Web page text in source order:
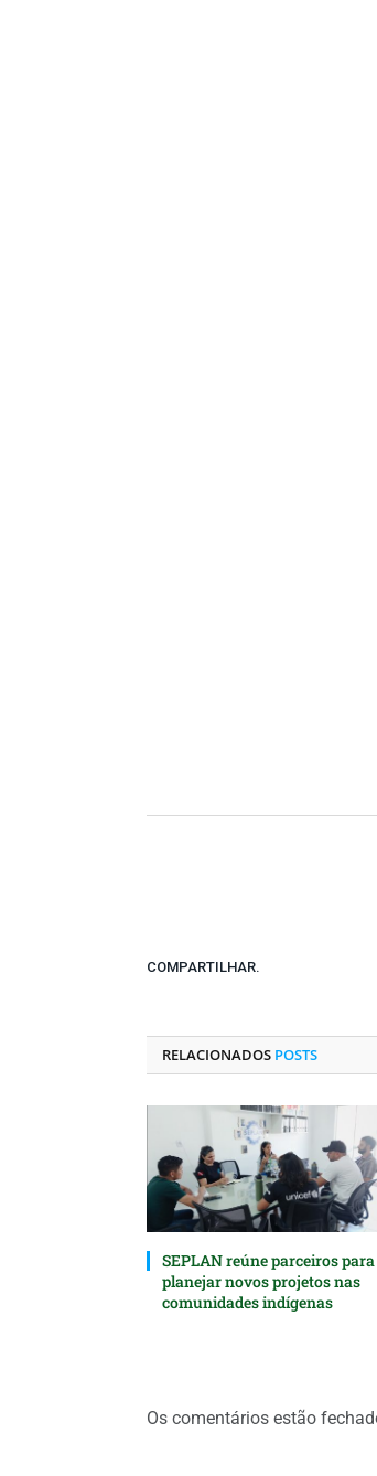
COMPARTILHAR.
RELACIONADOS POSTS
SEPLAN reúne parceiros para
planejar novos projetos nas
comunidades indígenas
Os comentários estão